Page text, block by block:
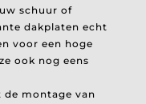
schuur of
dakplaten echt
voor een hoge
ook nog eens
de montage van